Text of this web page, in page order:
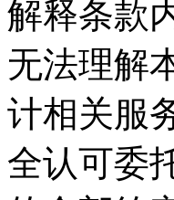
解释条款
无法理解
计相关服
全认可委